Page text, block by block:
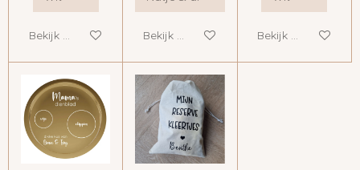
Bekijk details Bekijk details Bekijk details